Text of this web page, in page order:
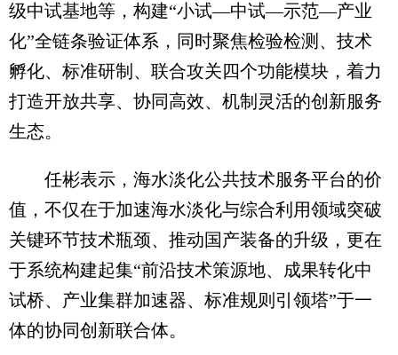
级中试基地等，构建“小试—中试—示范—产业
化”全链条验证体系，同时聚焦检验检测、技术
孵化、标准研制、联合攻关四个功能模块，着力
打造开放共享、协同高效、机制灵活的创新服务
生态。
任彬表示，海水淡化公共技术服务平台的价
值，不仅在于加速海水淡化与综合利用领域突破
关键环节技术瓶颈、推动国产装备的升级，更在
于系统构建起集“前沿技术策源地、成果转化中
试桥、产业集群加速器、标准规则引领塔”于一
体的协同创新联合体。